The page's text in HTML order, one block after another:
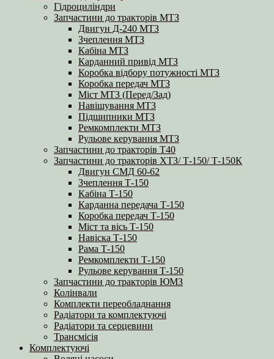
Гідроциліндри
Запчастини до тракторів МТЗ
Двигун Д-240 МТЗ
Зчеплення МТЗ
Кабіна МТЗ
Карданний привід МТЗ
Коробка відбору потужності МТЗ
Коробка передач МТЗ
Міст МТЗ (Перед/Зад)
Навішування МТЗ
Підшипники МТЗ
Ремкомплекти МТЗ
Рульове керування МТЗ
Запчастини до тракторів Т40
Запчастини до тракторів ХТЗ/ Т-150/ Т-150К
Двигун СМД 60-62
Зчеплення Т-150
Кабіна Т-150
Карданна передача Т-150
Коробка передач Т-150
Міст та вісь Т-150
Навіска Т-150
Рама Т-150
Ремкомплекти Т-150
Рульове керування Т-150
Запчастини до тракторів ЮМЗ
Колінвали
Комплекти переобладнання
Радіатори та комплектуючі
Радіатори та серцевини
Трансмісія
Комплектуючі